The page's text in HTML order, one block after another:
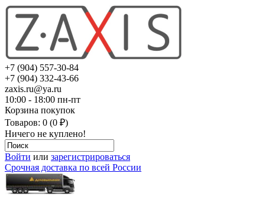
+7 (904) 557-30-84
+7 (904) 332-43-66
zaxis.ru@ya.ru
10:00 - 18:00 пн-пт
Корзина покупок
Товаров: 0 (0 ₽)
Ничего не куплено!
Войти или зарегистрироваться
Срочная доставка по всей России